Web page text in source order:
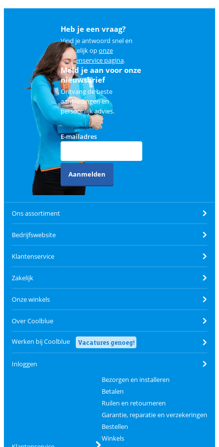
Heb je een vraag?
Vind je antwoord snel en
makkelijk oponze
klantenservice pagina.
Meld je aan voor onze
nieuwsbrief
Ontvang de beste
aanbiedingen en
persoonlijk advies.
E-mailadres
Aanmelden
Ons assortiment
Bedrijfswebsite
Klantenservice
Zakelijk
Onze winkels
Over Coolblue
Werken bij Coolblue Vacatures genoeg!
Inloggen
Bezorgen en installeren
Betalen
Ruilen en retourneren
Garantie, reparatie en verzekeringen
Bestellen
Winkels